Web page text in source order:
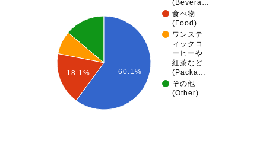
(Bevera…
食べ物
(Food)
ワンステ
ィックコ
ーヒーや
紅茶など
(Packa…
その他
(Other)
18.1% 60.1%